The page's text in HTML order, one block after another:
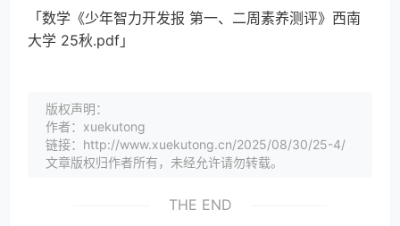
「数学《少年智力开发报 第一、二周素养测评》西南
大学 25秋.pdf」
版权声明：
作者：xuekutong
链接：http://www.xuekutong.cn/2025/08/30/25-4/
文章版权归作者所有，未经允许请勿转载。
THE END